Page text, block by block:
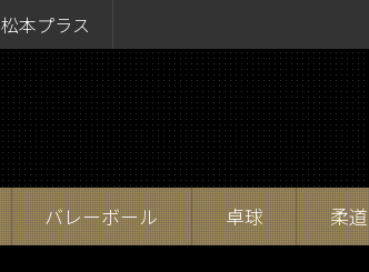
松本プラス
バレーボール 卓球 柔道